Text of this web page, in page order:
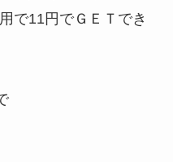
で11円でＧＥＴでき